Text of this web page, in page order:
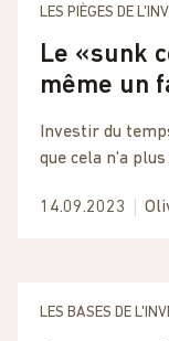
LES PIÈGES DE
Le «sunk
même un
Investir du
que cela n'a plus
14.09.2023
LES BASES DE